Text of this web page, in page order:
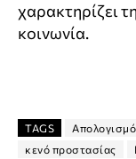
χαρακτηρίζει
κοινωνία.
TAGS
κενό προστασίας